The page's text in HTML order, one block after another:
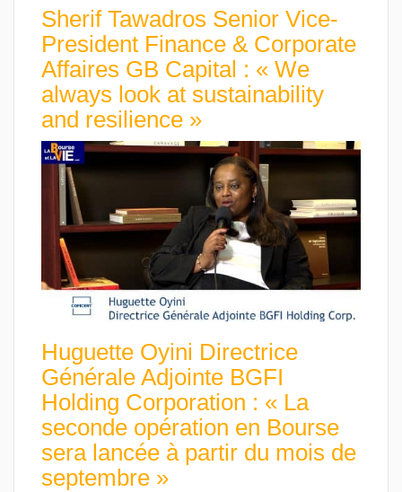
Sherif Tawadros Senior Vice-
President Finance & Corporate
Affaires GB Capital : « We
always look at sustainability
and resilience »
Huguette Oyini Directrice
Générale Adjointe BGFI
Holding Corporation : « La
seconde opération en Bourse
sera lancée à partir du mois de
septembre »